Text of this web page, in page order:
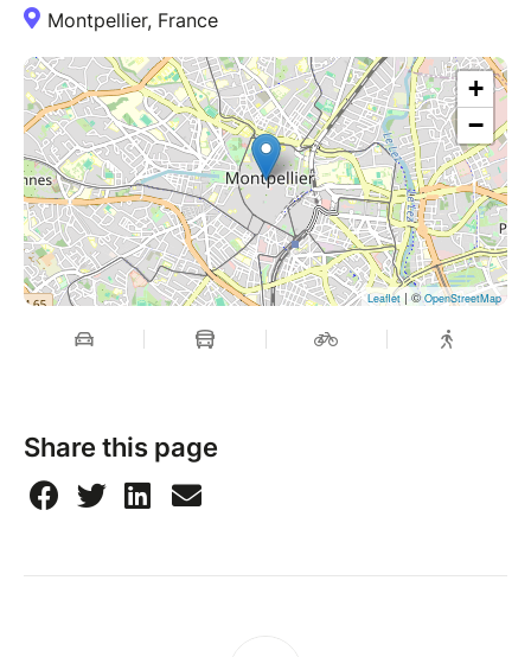
Montpellier, France
+
−
Leaflet| ©OpenStreetMap
Share this page